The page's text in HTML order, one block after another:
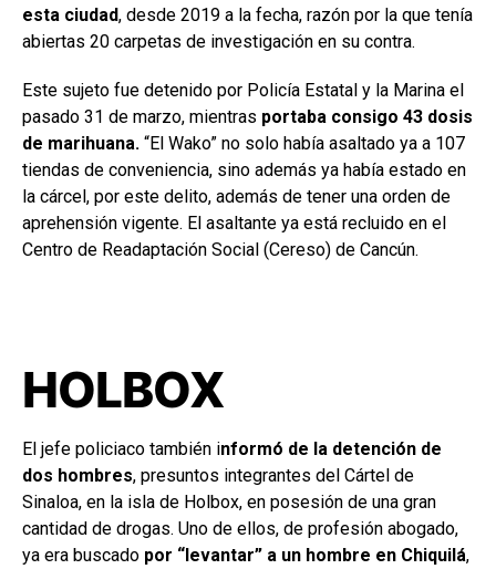
esta ciudad, desde 2019 a la fecha, razón por la que tenía
abiertas 20 carpetas de investigación en su contra.
Este sujeto fue detenido por Policía Estatal y la Marina el
pasado 31 de marzo, mientras portaba consigo 43 dosis
de marihuana. “El Wako” no solo había asaltado ya a 107
tiendas de conveniencia, sino además ya había estado en
la cárcel, por este delito, además de tener una orden de
aprehensión vigente. El asaltante ya está recluido en el
Centro de Readaptación Social (Cereso) de Cancún.
HOLBOX
El jefe policiaco también informó de la detención de
dos hombres, presuntos integrantes del Cártel de
Sinaloa, en la isla de Holbox, en posesión de una gran
cantidad de drogas. Uno de ellos, de profesión abogado,
ya era buscado por “levantar” a un hombre en Chiquilá,